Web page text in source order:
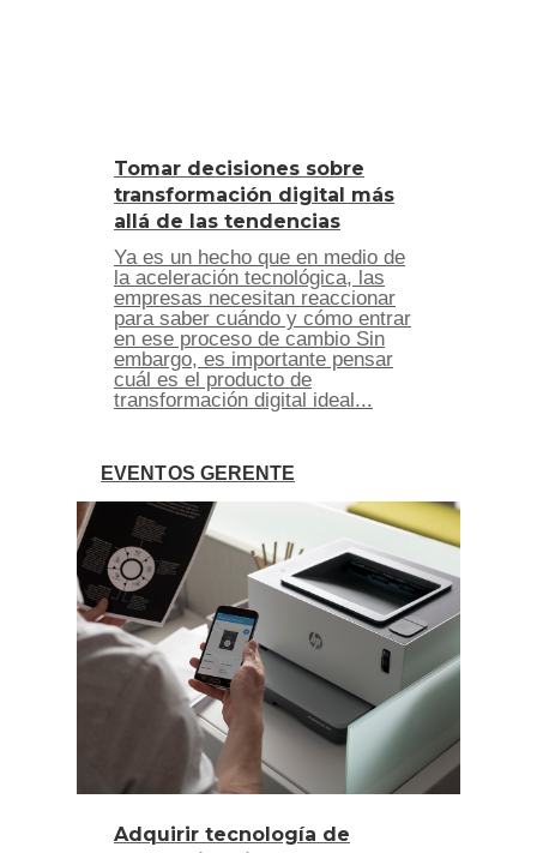
Tomar decisiones sobre
transformación digital más
allá de las tendencias
Ya es un hecho que en medio de
la aceleración tecnológica, las
empresas necesitan reaccionar
para saber cuándo y cómo entrar
en ese proceso de cambio Sin
embargo, es importante pensar
cuál es el producto de
transformación digital ideal...
EVENTOS GERENTE
Adquirir tecnología de